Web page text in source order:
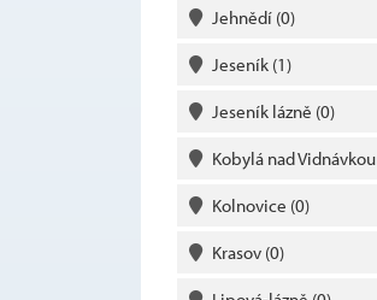
Jehnědí (0)
Jeseník (1)
Jeseník lázně (0)
Kobylá nad Vidnávkou
Kolnovice (0)
Krasov (0)